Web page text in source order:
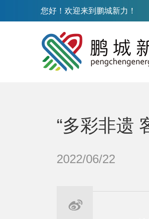
您好！欢迎来到鹏城新力！
“多彩非遗
2022/06/22